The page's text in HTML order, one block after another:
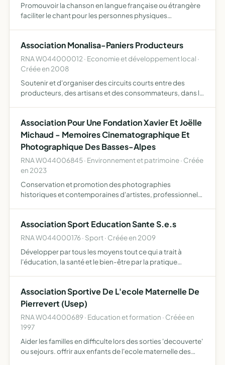
Promouvoir la chanson en langue française ou étrangère
faciliter le chant pour les personnes physiques
départe…
Association Monalisa-Paniers Producteurs
RNA W044000012 · Economie et développement local ·
Créée en 2008
Soutenir et d'organiser des circuits courts entre des
producteurs, des artisans et des consommateurs, dans le
d…
Association Pour Une Fondation Xavier Et Joëlle
Michaud - Memoires Cinematographique Et
Photographique Des Basses-Alpes
RNA W044006845 · Environnement et patrimoine · Créée
en 2023
Conservation et promotion des photographies
historiques et contemporaines d'artistes, professionnels
photogr…
Association Sport Education Sante S.e.s
RNA W044000176 · Sport · Créée en 2009
Développer par tous les moyens tout ce qui a trait à
l'éducation, la santé et le bien-être par la pratique
Association Sportive De L'ecole Maternelle De
Pierrevert (Usep)
RNA W044000689 · Education et formation · Créée en
1997
Aider les familles en difficulte lors des sorties 'decouverte'
ou sejours. offrir aux enfants de l'ecole maternelle des